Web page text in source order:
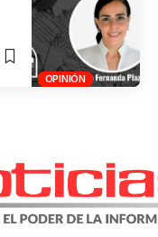
OPINIÓN